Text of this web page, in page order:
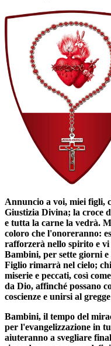
Annuncio a voi, miei figli,
Giustizia Divina; la croce
e tutta la carne la vedrà.
coloro che l'onoreranno:
rafforzerà nello spirito e
Bambini, per sette giorni
Figlio rimarrà nel cielo;
miserie e peccati, così
da Dio, affinché possano
coscienze e unirsi al
Bambini, il tempo del
per l'evangelizzazione in
aiuteranno a svegliare